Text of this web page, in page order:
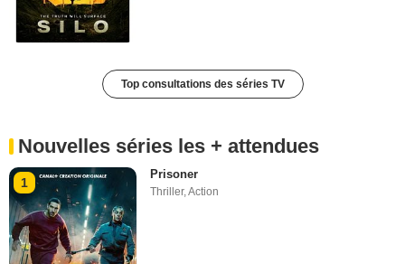
Top consultations des séries TV
Nouvelles séries les + attendues
1
Prisoner
Thriller,Action